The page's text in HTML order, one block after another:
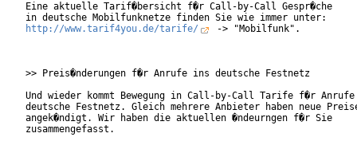
Eine aktuelle Tarif�bersicht f�r Call-by-Call Gespr�che
http://www.tarif4you.de/tarife/
-> "Mobilfunk".
>> Preis�nderungen f�r Anrufe ins deutsche Festnetz
Und wieder kommt Bewegung in Call-by-Call Tarife f�r
deutsche Festnetz. Gleich mehrere Anbieter haben neue
angek�ndigt. Wir haben die aktuellen �ndeurngen f�r Sie
zusammengefasst.